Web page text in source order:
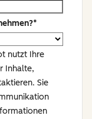
*
nutzt Ihre
Inhalte,
Sie